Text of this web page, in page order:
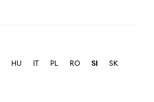
HU IT PL RO SI
SK